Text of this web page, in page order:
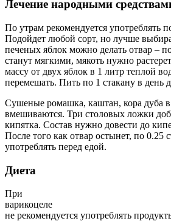
Лечение народными
По утрам рекомендуется употреблять
Подойдет любой сорт, но лучше
печеных яблок можно делать отвар –
станут мягкими, мякоть нужно
массу от двух яблок в 1 литр теплой
перемешать. Пить по 1 стакану в день
Сушеные ромашка, каштан, кора дуба
вмешиваются. Три столовых ложки
кипятка. Состав нужно довести до
После того как отвар остынет, по 0.25
употреблять перед едой.
Диета
При
варикоцеле
не рекомендуется употреблять